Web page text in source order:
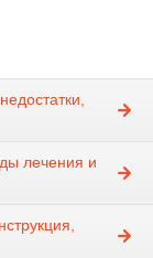
лечения и